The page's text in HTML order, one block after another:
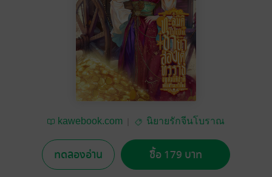
kawebook.com นิยายรักจีนโบราณ
ทดลองอ่าน ซื้อ 179 บาท